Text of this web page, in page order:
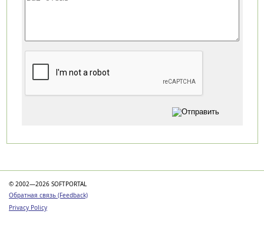
© 2002—2026 SOFTPORTAL
Обратная связь (Feedback)
Privacy Policy